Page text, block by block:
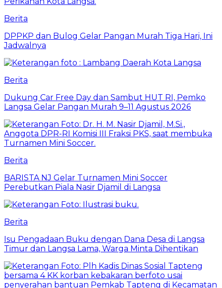
Berita
DPPKP dan Bulog Gelar Pangan Murah Tiga Hari, Ini
Jadwalnya
Berita
Dukung Car Free Day dan Sambut HUT RI, Pemko
Langsa Gelar Pangan Murah 9–11 Agustus 2026
Berita
BARISTA NJ Gelar Turnamen Mini Soccer
Perebutkan Piala Nasir Djamil di Langsa
Berita
Isu Pengadaan Buku dengan Dana Desa di Langsa
Timur dan Langsa Lama, Warga Minta Dihentikan